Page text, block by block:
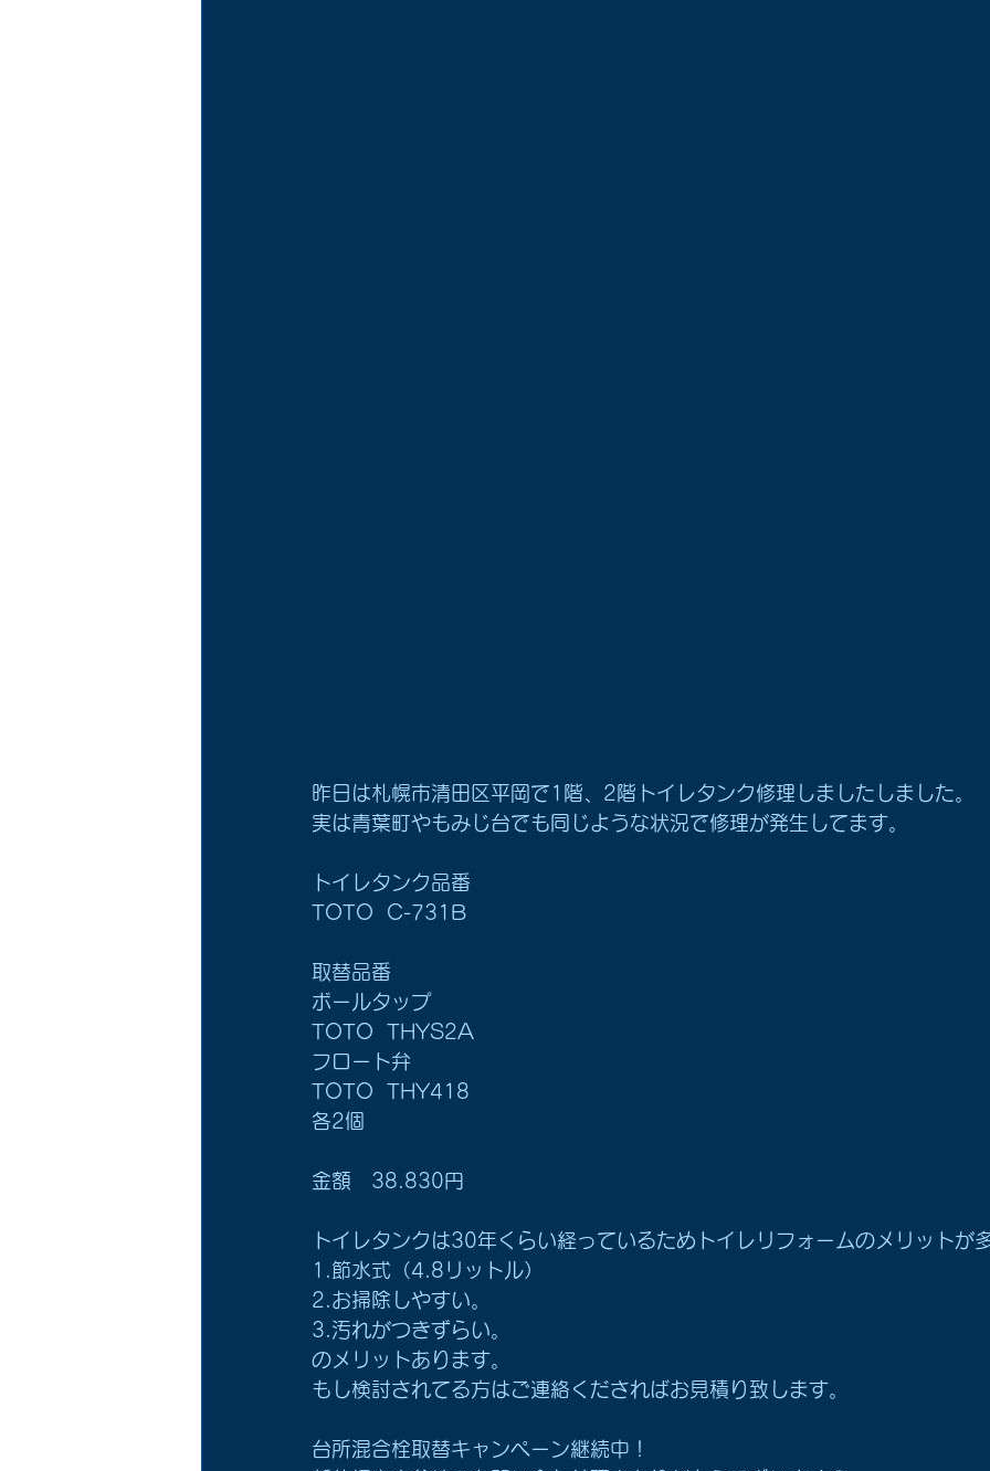
昨日は札幌市清田区平岡で1階、2階トイレタンク修理しましたしました。
実は青葉町やもみじ台でも同じような状況で修理が発生してます。
トイレタンク品番
TOTO  C-731B
取替品番
ボールタップ
TOTO  THYS2A
フロート弁
TOTO  THY418
各2個
金額　38.830円
トイレタンクは30年くらい経っているためトイレリフォームのメリットが
1.節水式（4.8リットル）
2.お掃除しやすい。
3.汚れがつきずらい。
のメリットあります。
もし検討されてる方はご連絡くださればお見積り致します。
台所混合栓取替キャンペーン継続中！